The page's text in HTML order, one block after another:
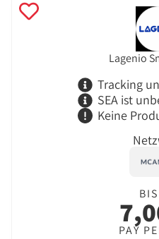
Lagenio
Tracking
SEA ist
Keine
PAY